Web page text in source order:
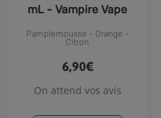
mL - Vampire Vape
Pamplemousse - Orange -
Citron
6,90€
On attend vos avis